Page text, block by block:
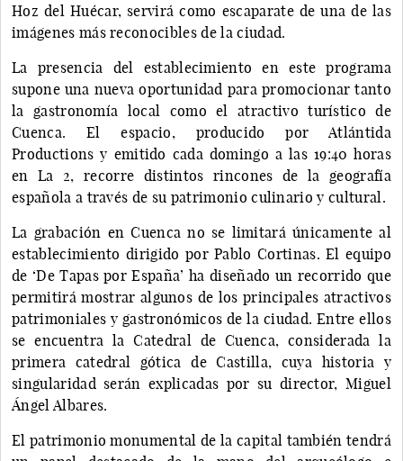
Hoz del Huécar, servirá como escaparate de una de las
imágenes más reconocibles de la ciudad.
La presencia del establecimiento en este programa
supone una nueva oportunidad para promocionar tanto
la gastronomía local como el atractivo turístico de
Cuenca. El espacio, producido por Atlántida
Productions y emitido cada domingo a las 19:40 horas
en La 2, recorre distintos rincones de la geografía
española a través de su patrimonio culinario y cultural.
La grabación en Cuenca no se limitará únicamente al
establecimiento dirigido por Pablo Cortinas. El equipo
de ‘De Tapas por España’ ha diseñado un recorrido que
permitirá mostrar algunos de los principales atractivos
patrimoniales y gastronómicos de la ciudad. Entre ellos
se encuentra la Catedral de Cuenca, considerada la
primera catedral gótica de Castilla, cuya historia y
singularidad serán explicadas por su director, Miguel
Ángel Albares.
El patrimonio monumental de la capital también tendrá